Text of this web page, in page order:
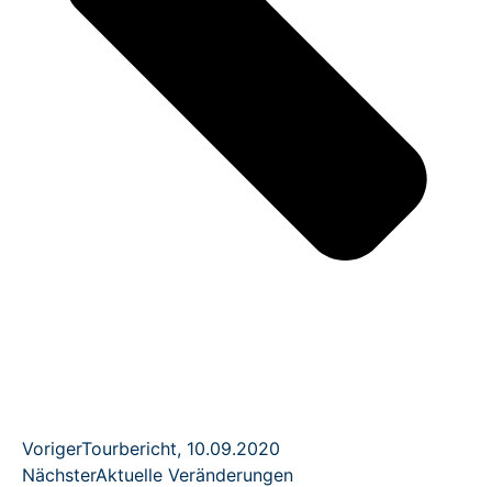
VorigerTourbericht, 10.09.2020
NächsterAktuelle Veränderungen